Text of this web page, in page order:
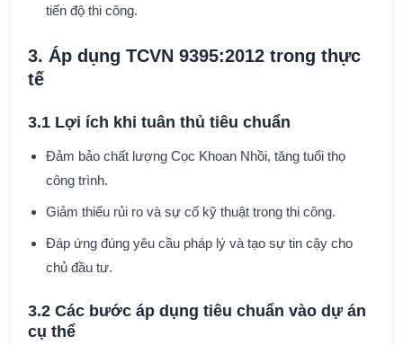
tiến độ thi công.
3. Áp dụng TCVN 9395:2012 trong thực
tế
3.1 Lợi ích khi tuân thủ tiêu chuẩn
Đảm bảo chất lượng Cọc Khoan Nhồi, tăng tuổi thọ
công trình.
Giảm thiểu rủi ro và sự cố kỹ thuật trong thi công.
Đáp ứng đúng yêu cầu pháp lý và tạo sự tin cậy cho
chủ đầu tư.
3.2 Các bước áp dụng tiêu chuẩn vào dự án
cụ thể